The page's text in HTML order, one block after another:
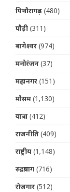
पिथौरागढ़ (480)
पौड़ी (311)
बागेश्वर (974)
मनोरंजन (37)
महानगर (151)
मौसम (1,130)
यात्रा (412)
राजनीति (409)
राष्ट्रीय (1,148)
रुद्रप्रयाग (716)
रोजगार (512)